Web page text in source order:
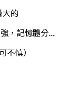
的
，記憶體分...
慎）